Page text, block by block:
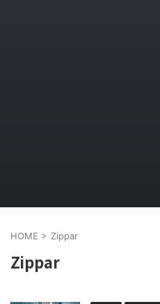
HOME > Zippar
Zippar